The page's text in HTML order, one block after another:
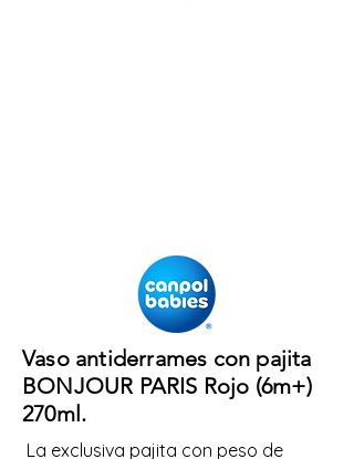
Vaso antiderrames con pajita
BONJOUR PARIS Rojo (6m+)
270ml.
La exclusiva pajita con peso de